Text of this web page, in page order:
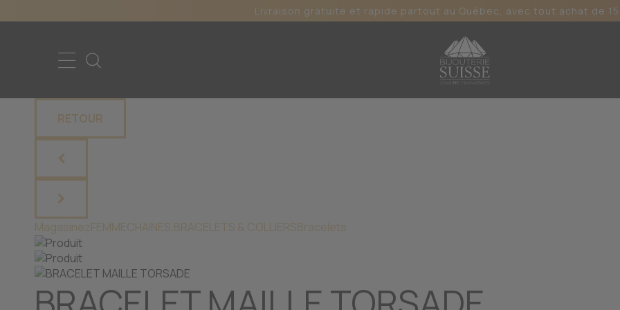
Livraison gratuite et rapide partout au Québec, avec tout achat de
RETOUR
MagasinezFEMMECHAINES,BRACELETS & COLLIERSBracelets